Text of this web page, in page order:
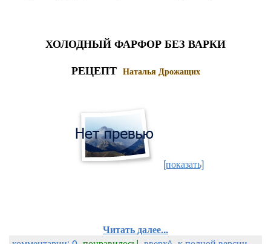
ХОЛОДНЫЙ ФАРФОР БЕЗ ВАРКИ
РЕЦЕПТ
Наталья Дрожащих
[показать]
Читать далее...